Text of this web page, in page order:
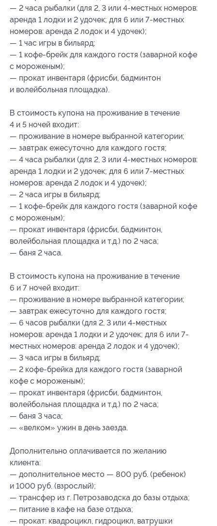
— 2 часа рыбалки (для 2, 3 или 4-местных номеров:
аренда 1 лодки и 2 удочек; для 6 или 7-местных
номеров: аренда 2 лодок и 4 удочек);
— 1 час игры в бильярд;
— 1 кофе-брейк для каждого гостя (заварной кофе
с мороженым);
— прокат инвентаря (фрисби, бадминтон
и волейбольная площадка).
В стоимость купона на проживание в течение
4 и 5 ночей входит:
— проживание в номере выбранной категории;
— завтрак ежесуточно для каждого гостя;
— 4 часа рыбалки (для 2, 3 или 4-местных номеров:
аренда 1 лодки и 2 удочек; для 6 или 7-местных
номеров: аренда 2 лодок и 4 удочек);
— 2 часа игры в бильярд;
— 1 кофе-брейк для каждого гостя (заварной кофе
с мороженым);
— прокат инвентаря (фрисби, бадминтон,
волейбольная площадка и т.д.) по 2 часа;
— баня 2 часа.
В стоимость купона на проживание в течение
6 и 7 ночей входит:
— проживание в номере выбранной категории;
— завтрак ежесуточно для каждого гостя;
— 6 часов рыбалки (для 2, 3 или 4-местных
номеров: аренда 1 лодки и 2 удочек; для 6 или 7-
местных номеров: аренда 2 лодок и 4 удочек);
— 3 часа игры в бильярд;
— 2 кофе-брейка для каждого гостя (заварной
кофе с мороженым);
— прокат инвентаря (фрисби, бадминтон,
волейбольная площадка и т.д.) по 2 часа;
— баня 3 часа;
— «велком» ужин в день заезда.
Дополнительно оплачивается по желанию
клиента:
— дополнительное место — 800 руб. (ребенок)
и 1000 руб. (взрослый);
— трансфер из г. Петрозаводска до базы отдыха;
— питание в кафе на базе отдыха;
— прокат: квадроцикл, гидроцикл, ватрушки